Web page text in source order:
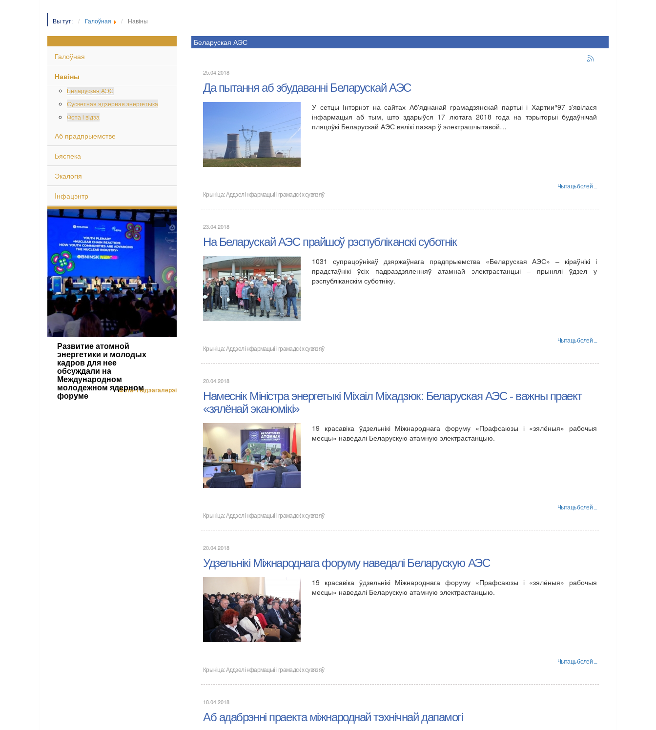
Вы тут: Галоўная Навіны
Галоўная
Навіны
Беларуская АЭС
Сусветная ядзерная энергетыка
Фота і відэа
Аб прадпрыемстве
Бяспека
Экалогія
Iнфацэнтр
Развитие атомной
энергетики и молодых
кадров для нее
обсуждали на
Международном
молодежном ядерном
форуме
Фота- і відэагалерэі
Беларуская АЭС
25.04.2018
Да пытання аб збудаванні Беларускай АЭС
У сетцы Інтэрнэт на сайтах Аб'яднанай грамадзянскай партыі і Хартииʾ97 з'явілася
інфармацыя аб тым, што здарыўся 17 лютага 2018 года на тэрыторыі будаўнічай
пляцоўкі Беларускай АЭС вялікі пажар ў электрашчытавой…
Чытаць болей ...
Крыніца: Аддзел інфармацыі і грамадскіх сувязяў
23.04.2018
На Беларускай АЭС прайшоў рэспубліканскі суботнік
1031 супрацоўнікаў дзяржаўнага прадпрыемства «Беларуская АЭС» – кіраўнікі і
прадстаўнікі ўсіх падраздзяленняў атамнай электрастанцыі – прынялі ўдзел у
рэспубліканскім суботніку.
Чытаць болей ...
Крыніца: Аддзел інфармацыі і грамадскіх сувязяў
20.04.2018
Намеснік Міністра энергетыкі Міхаіл Міхадзюк: Беларуская АЭС - важны праект
«зялёнай эканомікі»
19 красавіка ўдзельнікі Міжнароднага форуму «Прафсаюзы і «зялёныя» рабочыя
месцы» наведалі Беларускую атамную электрастанцыю.
Чытаць болей ...
Крыніца: Аддзел інфармацыі і грамадскіх сувязяў
20.04.2018
Удзельнікі Міжнароднага форуму наведалі Беларускую АЭС
19 красавіка ўдзельнікі Міжнароднага форуму «Прафсаюзы і «зялёныя» рабочыя
месцы» наведалі Беларускую атамную электрастанцыю.
Чытаць болей ...
Крыніца: Аддзел інфармацыі і грамадскіх сувязяў
18.04.2018
Аб адабрэнні праекта міжнароднай тэхнічнай дапамогі